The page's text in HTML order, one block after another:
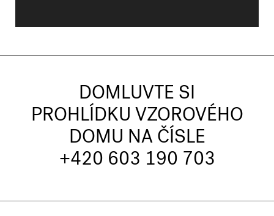
DOMLUVTE SI
PROHLÍDKU VZOROVÉHO
DOMU NA ČÍSLE
+420 603 190 703